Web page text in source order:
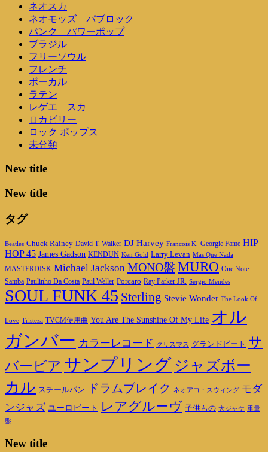
ネオスカ
ネオモッズ パブロック
パンク パワーポップ
ブラジル
フリーソウル
フレンチ
ボーカル
ラテン
レゲエ スカ
ロカビリー
ロック ポップス
未分類
New title
New title
タグ
Beatles Chuck Rainey David T. Walker DJ Harvey Francois K. Georgie Fame HIP
HOP 45 James Gadson KENDUN Ken Gold Larry Levan Mas Que Nada
MASTERDISK Michael Jackson MONO盤 MURO One Note
Samba Paulinho Da Costa Paul Weller Porcaro Ray Parker JR. Sergio Mendes
SOUL FUNK 45 Sterling Stevie Wonder The Look Of
Love Tristeza TVCM使用曲 You Are The Sunshine Of My Life オル
ガンバー カラーレコード クリスマス グランドビート サ
バービア サンプリング ジャズボー
カル スチールパン ドラムブレイク ネオアコ・スウィング モダ
ンジャズ ユーロビート レアグルーヴ 子供もの 犬ジャケ 重量
盤
New title